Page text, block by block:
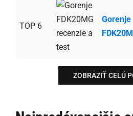
TOP 6
Gorenje
ZOBRAZIŤ CELÚ